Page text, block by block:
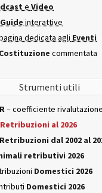
e Video
interattive
dedicata agli Eventi
Costituzione commentata
Strumenti utili
– coefficiente rivalutazione
al 2026
Retribuzioni dal 2002 al
retributivi 2026
Domestici 2026
Domestici 2026